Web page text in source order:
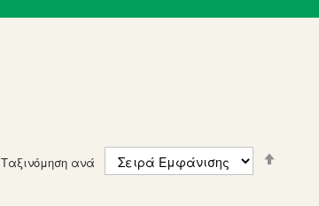
Ταξινόμηση ανά